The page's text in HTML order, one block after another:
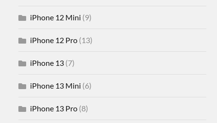
iPhone 12 Mini (9)
iPhone 12 Pro (13)
iPhone 13 (7)
iPhone 13 Mini (6)
iPhone 13 Pro (8)